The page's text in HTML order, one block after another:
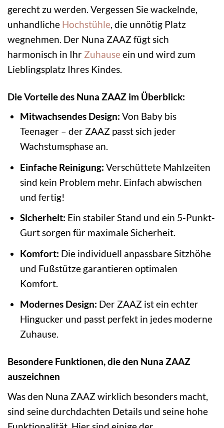
gerecht zu werden. Vergessen Sie wackelnde,
unhandliche Hochstühle , die unnötig Platz
wegnehmen. Der Nuna ZAAZ fügt sich
harmonisch in Ihr Zuhause ein und wird zum
Lieblingsplatz Ihres Kindes.
Die Vorteile des Nuna ZAAZ im Überblick:
Mitwachsendes Design: Von Baby bis
Teenager – der ZAAZ passt sich jeder
Wachstumsphase an.
Einfache Reinigung: Verschüttete Mahlzeiten
sind kein Problem mehr. Einfach abwischen
und fertig!
Sicherheit: Ein stabiler Stand und ein 5-Punkt-
Gurt sorgen für maximale Sicherheit.
Komfort: Die individuell anpassbare Sitzhöhe
und Fußstütze garantieren optimalen
Komfort.
Modernes Design: Der ZAAZ ist ein echter
Hingucker und passt perfekt in jedes moderne
Zuhause.
Besondere Funktionen, die den Nuna ZAAZ
auszeichnen
Was den Nuna ZAAZ wirklich besonders macht,
sind seine durchdachten Details und seine hohe